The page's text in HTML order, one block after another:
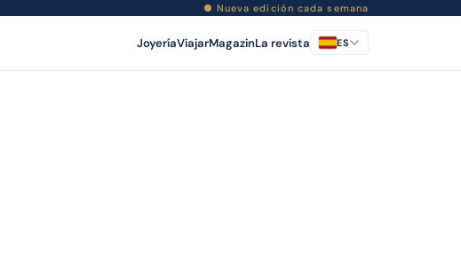
● Nueva edición cada semana
JoyeríaViajarMagazinLa revista ES